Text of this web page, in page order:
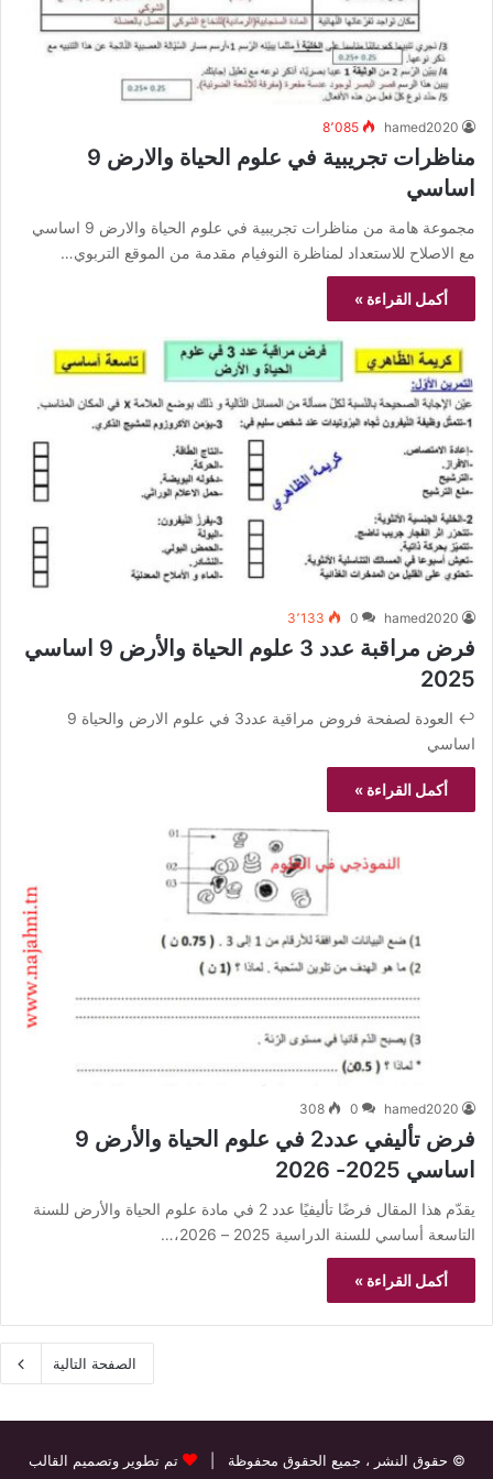
hamed2020 8٬085
مناظرات تجريبية في علوم الحياة والارض 9
اساسي
مجموعة هامة من مناظرات تجريبية في علوم الحياة والارض 9 اساسي
مع الاصلاح للاستعداد لمناظرة النوفيام مقدمة من الموقع التربوي…
أكمل القراءة »
hamed2020
0 3٬133
فرض مراقبة عدد 3 علوم الحياة والأرض 9 اساسي
2025
↩️ العودة لصفحة فروض مراقية عدد3 في علوم الارض والحياة 9
اساسي
أكمل القراءة »
hamed2020
0
308
فرض تأليفي عدد2 في علوم الحياة والأرض 9
اساسي 2025- 2026
يقدّم هذا المقال فرضًا تأليفيًا عدد 2 في مادة علوم الحياة والأرض للسنة
التاسعة أساسي للسنة الدراسية 2025 – 2026،…
أكمل القراءة »
الصفحة التالية
© حقوق النشر ، جميع الحقوق محفوظة | تم تطوير وتصميم القالب